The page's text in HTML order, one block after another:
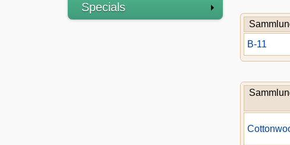
Specials
B-11